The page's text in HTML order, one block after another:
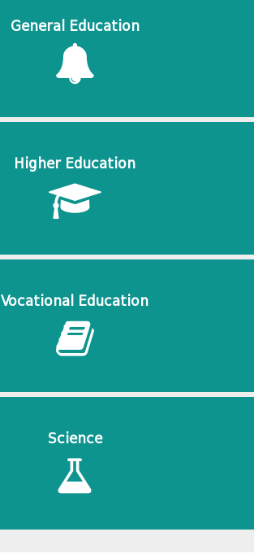
General Education
Higher Education
Vocational Education
Science